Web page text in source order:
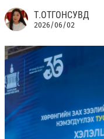
Т.ОТГОНСУВД
2026/06/02